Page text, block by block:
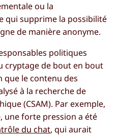
ou la
qui supprime la possibilité
de manière anonyme.
politiques
cryptage de bout en bout
que le contenu des
à la recherche de
(CSAM). Par exemple,
une forte pression a été
du chat, qui aurait